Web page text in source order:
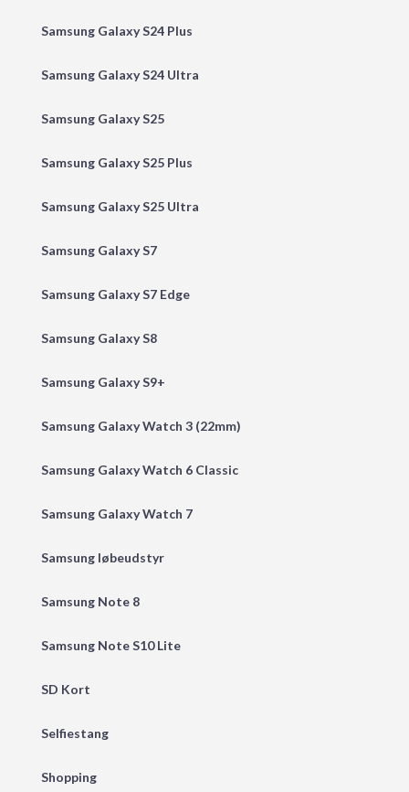
Samsung Galaxy S24 Plus
Samsung Galaxy S24 Ultra
Samsung Galaxy S25
Samsung Galaxy S25 Plus
Samsung Galaxy S25 Ultra
Samsung Galaxy S7
Samsung Galaxy S7 Edge
Samsung Galaxy S8
Samsung Galaxy S9+
Samsung Galaxy Watch 3 (22mm)
Samsung Galaxy Watch 6 Classic
Samsung Galaxy Watch 7
Samsung løbeudstyr
Samsung Note 8
Samsung Note S10 Lite
SD Kort
Selfiestang
Shopping